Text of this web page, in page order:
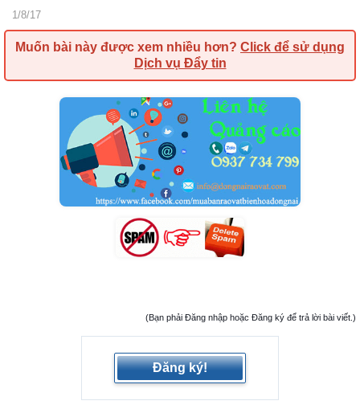
1/8/17
Muốn bài này được xem nhiều hơn? Click để sử dụng
Dịch vụ Đẩy tin
(Bạn phải Đăng nhập hoặc Đăng ký để trả lời bài viết.)
Đăng ký!